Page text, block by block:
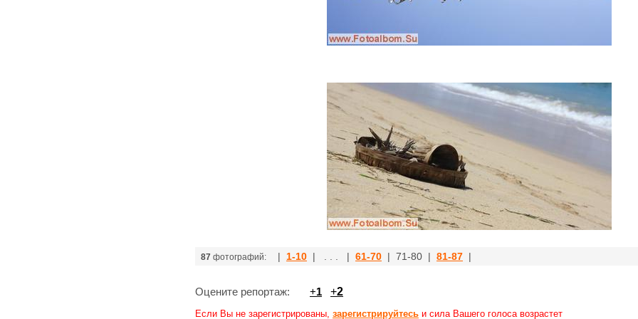
87 фотографий: | 1-10 | . . . | 61-70 | 71-80 | 81-87 |
Оцените репортаж: +1 +2
Если Вы не зарегистрированы, зарегистрируйтесь и сила Вашего голоса возрастет